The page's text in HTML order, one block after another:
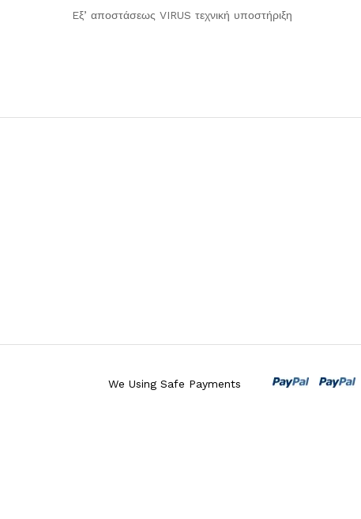
Eξ’ αποστάσεως VIRUS τεχνική υποστήριξη
We Using Safe Payments